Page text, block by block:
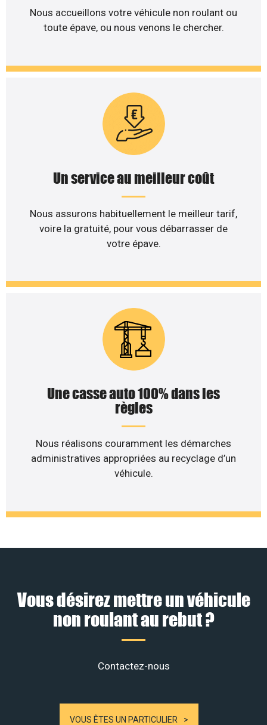
Nous accueillons votre véhicule non roulant ou
toute épave, ou nous venons le chercher.
Un service au meilleur coût
Nous assurons habituellement le meilleur tarif,
voire la gratuité, pour vous débarrasser de
votre épave.
Une casse auto 100% dans les
règles
Nous réalisons couramment les démarches
administratives appropriées au recyclage d’un
véhicule.
Vous désirez mettre un véhicule
non roulant au rebut ?
Contactez-nous
VOUS ÊTES UN PARTICULIER